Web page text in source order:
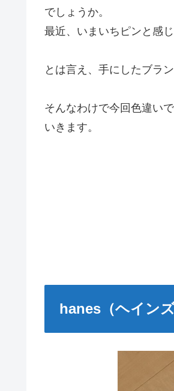
でしょうか。
最近、いまいちピンと感
とは言え、手にしたブラ
そんなわけで今回色違い
いきます。
hanes（ヘイン